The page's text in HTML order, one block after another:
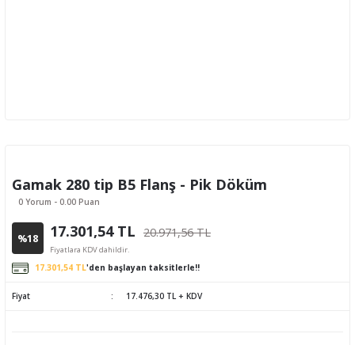
Gamak 280 tip B5 Flanş - Pik Döküm
0 Yorum - 0.00 Puan
%18 17.301,54 TL 20.971,56 TL
Fiyatlara KDV dahildir.
17.301,54 TL'den başlayan taksitlerle!!
Fiyat 17.476,30 TL + KDV